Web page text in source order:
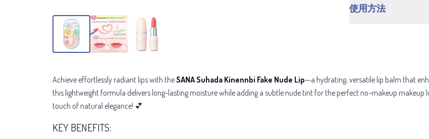
使用方法
Achieve effortlessly radiant lips with theSANA Suhada Kinennbi Fake Nude Lip—a hydrating, versatile lip balm that
this lightweight formula delivers long-lasting moisture while adding a subtle nude tint for the perfect no-makeup
touch of natural elegance! 💕
KEY BENEFITS: